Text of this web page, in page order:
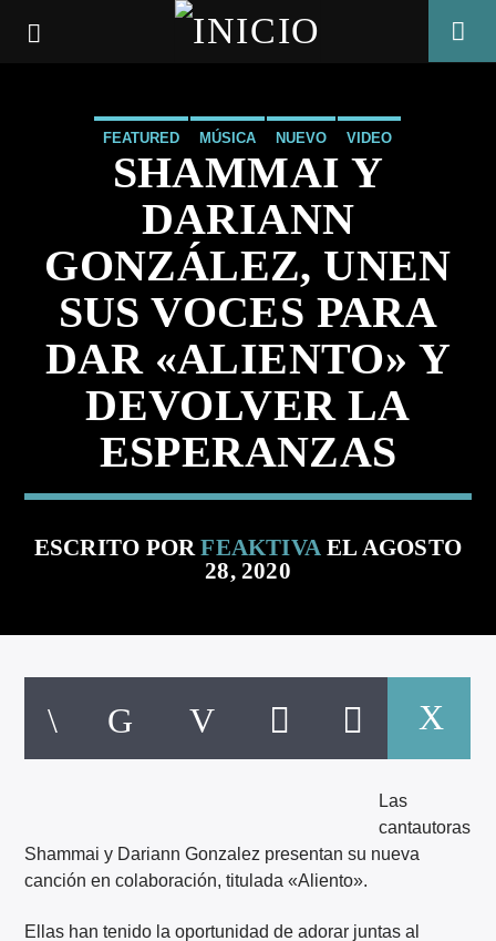
CANCIÓN ACTUAL
FEATURED MÚSICA NUEVO VIDEO
SHAMMAI Y
DARIANN
GONZÁLEZ, UNEN
SUS VOCES PARA
DAR «ALIENTO» Y
DEVOLVER LA
ESPERANZAS
ESCRITO PORFEAKTIVA EL AGOSTO
28, 2020
Las
cantautoras
Shammai y Dariann Gonzalez presentan su nueva
canción en colaboración, titulada «Aliento».
Ellas han tenido la oportunidad de adorar juntas al